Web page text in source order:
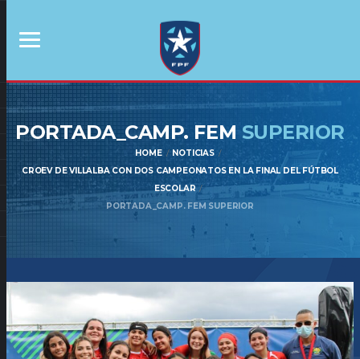
PORTADA_CAMP. FEM SUPERIOR
HOME
NOTICIAS
CROEV DE VILLALBA CON DOS CAMPEONATOS EN LA FINAL DEL FÚTBOL
ESCOLAR
PORTADA_CAMP. FEM SUPERIOR